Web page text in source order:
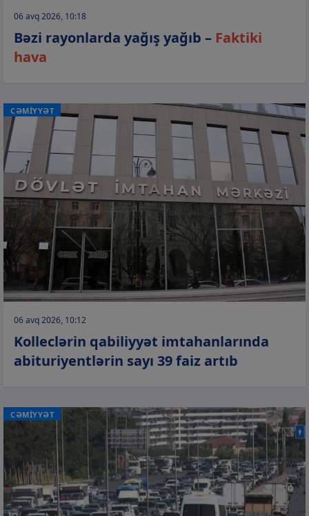
06 avq 2026, 10:18
Bəzi rayonlarda yağış yağıb – Faktiki
hava
CƏMİYYƏT
06 avq 2026, 10:12
Kolleclərin qabiliyyət imtahanlarında
abituriyentlərin sayı 39 faiz artıb
CƏMİYYƏT